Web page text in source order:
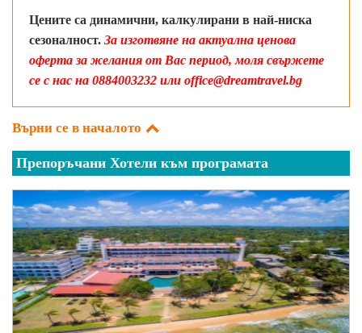
Цените са динамични, калкулирани в най-ниска
сезоналност. За изготвяне на актуална ценова
оферта за желания от Вас период, моля свържете
се с нас на 0884003232 или office@dreamtravel.bg
Върни се в началото
Препоръчани Хотели към програмата